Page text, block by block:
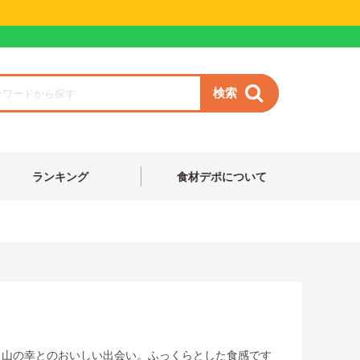
検索
ランキング 食材デポについて
の幸とのおいしい出会い。ふっくらとした食感です